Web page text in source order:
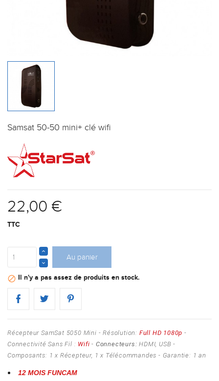
Samsat 50-50 mini+ clé wifi
22,00 €
TTC
Au panier
 Il n'y a pas assez de produits en stock.
Récepteur SamSat 5050 Mini - Résolution: Full HD 1080p -
Connectivité Sans Fil : Wifi - Connecteurs:HDMI, USB -
Composants: 1 x Récepteur, 1 x Télécommandes - Garantie: 1 an
12 MOIS FUNCAM